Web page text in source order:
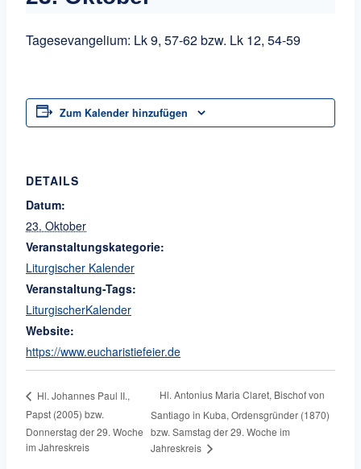
Tagesevangelium: Lk 9, 57-62 bzw. Lk 12, 54-59
Zum Kalender hinzufügen
DETAILS
Datum:
23. Oktober
Veranstaltungskategorie:
Liturgischer Kalender
Veranstaltung-Tags:
LiturgischerKalender
Website:
https://www.eucharistiefeier.de
Hl. Johannes Paul II.,
Papst (2005) bzw.
Donnerstag der 29. Woche
im Jahreskreis
Hl. Antonius Maria Claret, Bischof von
Santiago in Kuba, Ordensgründer (1870)
bzw. Samstag der 29. Woche im
Jahreskreis